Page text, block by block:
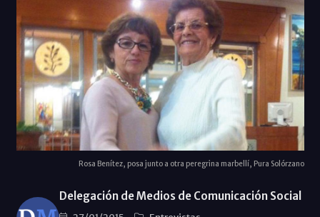
Rosa Benítez, posa junto a otra peregrina marbellí, Pura Solórzano
Delegación de Medios de Comunicación Social